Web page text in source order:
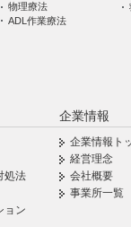
物理療法
ADL作業療法
処法
ョン
企業情報
企業情報ト
経営理念
会社概要
事業所一覧